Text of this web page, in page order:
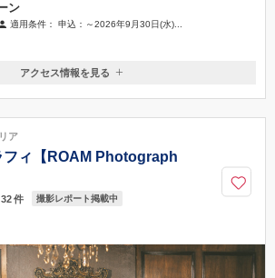
ン
適用条件： 申込：～2026年9月30日(水)...
4-6-1SS30 B1F
アクセス情報を見る
ア
フィ【ROAM Photograph
32件 撮影レポート掲載中